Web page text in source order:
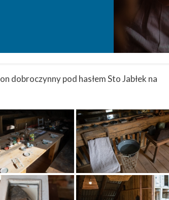
dobroczynny pod hasłem Sto Jabłek na